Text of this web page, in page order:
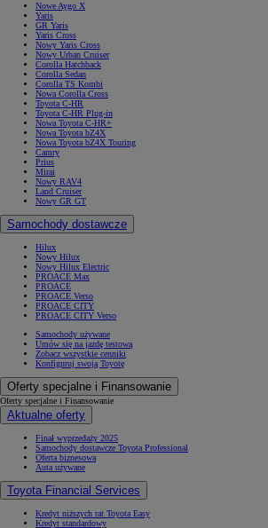
Nowe Aygo X
Yaris
GR Yaris
Yaris Cross
Nowy Yaris Cross
Nowy Urban Cruiser
Corolla Hatchback
Corolla Sedan
Corolla TS Kombi
Nowa Corolla Cross
Toyota C-HR
Toyota C-HR Plug-in
Nowa Toyota C-HR+
Nowa Toyota bZ4X
Nowa Toyota bZ4X Touring
Camry
Prius
Mirai
Nowy RAV4
Land Cruiser
Nowy GR GT
Samochody dostawcze
Hilux
Nowy Hilux
Nowy Hilux Electric
PROACE Max
PROACE
PROACE Verso
PROACE CITY
PROACE CITY Verso
Samochody używane
Umów się na jazdę testową
Zobacz wszystkie cenniki
Konfiguruj swoją Toyotę
Oferty specjalne i Finansowanie
Oferty specjalne i Finansowanie
Aktualne oferty
Finał wyprzedaży 2025
Samochody dostawcze Toyota Professional
Oferta biznesowa
Auta używane
Toyota Financial Services
Kredyt niższych rat Toyota Easy
Kredyt standardowy